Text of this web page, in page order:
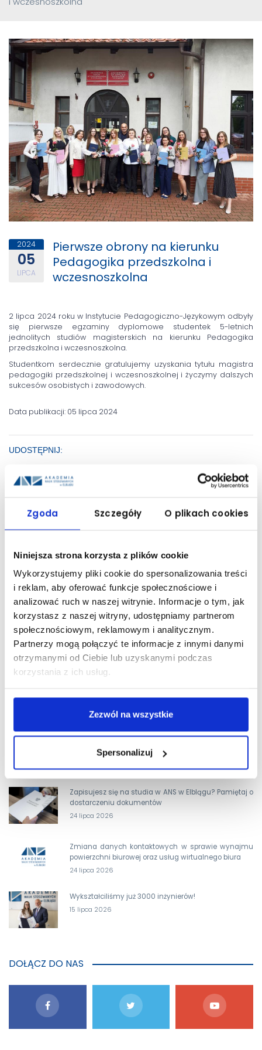
Zgoda Szczegóły O plikach cookies
Niniejsza strona korzysta z plików cookie
Wykorzystujemy pliki cookie do spersonalizowania treści
i reklam, aby oferować funkcje społecznościowe i
analizować ruch w naszej witrynie. Informacje o tym, jak
korzystasz z naszej witryny, udostępniamy partnerom
społecznościowym, reklamowym i analitycznym.
Partnerzy mogą połączyć te informacje z innymi danymi
otrzymanymi od Ciebie lub uzyskanymi podczas
korzystania z ich usług.
Zezwól na wszystkie
Spersonalizuj
2024
05
LIPCA
Pierwsze obrony na kierunku
Pedagogika przedszkolna i
wczesnoszkolna
2 lipca 2024 roku w Instytucie Pedagogiczno-Językowym odbyły
się pierwsze egzaminy dyplomowe studentek 5-letnich
jednolitych studiów magisterskich na kierunku Pedagogika
przedszkolna i wczesnoszkolna.
Studentkom serdecznie gratulujemy uzyskania tytułu magistra
pedagogiki przedszkolnej i wczesnoszkolnej i życzymy dalszych
sukcesów osobistych i zawodowych.
Data publikacji: 05 lipca 2024
UDOSTĘPNIJ:
OSTATNIE AKTUALNOŚCI
Dodatkowa rekrutacja wystartowała. Wybierz kierunek
dla siebie i ZOSTAŃ KIMŚ z ANS w Elblągu!
04 sierpnia 2026
zaoczne w ANS w Elblągu
Zapisujesz się na studia w ANS w Elblągu? Pamiętaj o
dostarczeniu dokumentów
24 lipca 2026
Zmiana danych kontaktowych w sprawie wynajmu
powierzchni biurowej oraz usług wirtualnego biura
24 lipca 2026
Wykształciliśmy już 3000 inżynierów!
15 lipca 2026
DOŁĄCZ DO NAS